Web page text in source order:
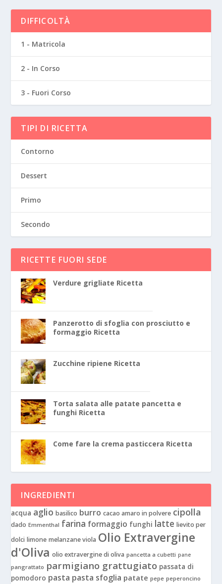
DIFFICOLTÀ
1 - Matricola
2 - In Corso
3 - Fuori Corso
TIPI DI RICETTA
Contorno
Dessert
Primo
Secondo
RICETTE FUORI SEDE
Verdure grigliate Ricetta
Panzerotto di sfoglia con prosciutto e
formaggio Ricetta
Zucchine ripiene Ricetta
Torta salata alle patate pancetta e
funghi Ricetta
Come fare la crema pasticcera Ricetta
INGREDIENTI
acqua aglio basilico burro cacao amaro in polvere cipolla
dado Emmenthal farina formaggio funghi latte lievito per
dolci limone melanzane viola Olio Extravergine
d'Oliva olio extravergine di oliva pancetta a cubetti pane
pangrattato parmigiano grattugiato passata di
pomodoro pasta pasta sfoglia patate pepe peperoncino